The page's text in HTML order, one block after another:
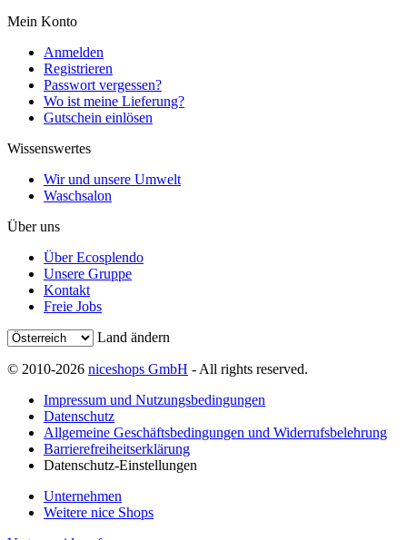
Mein Konto
Anmelden
Registrieren
Passwort vergessen?
Wo ist meine Lieferung?
Gutschein einlösen
Wissenswertes
Wir und unsere Umwelt
Waschsalon
Über uns
Über Ecosplendo
Unsere Gruppe
Kontakt
Freie Jobs
Land ändern
© 2010-2026 niceshops GmbH - All rights reserved.
Impressum und Nutzungsbedingungen
Datenschutz
Allgemeine Geschäftsbedingungen und Widerrufsbelehrung
Barrierefreiheitserklärung
Datenschutz-Einstellungen
Unternehmen
Weitere nice Shops